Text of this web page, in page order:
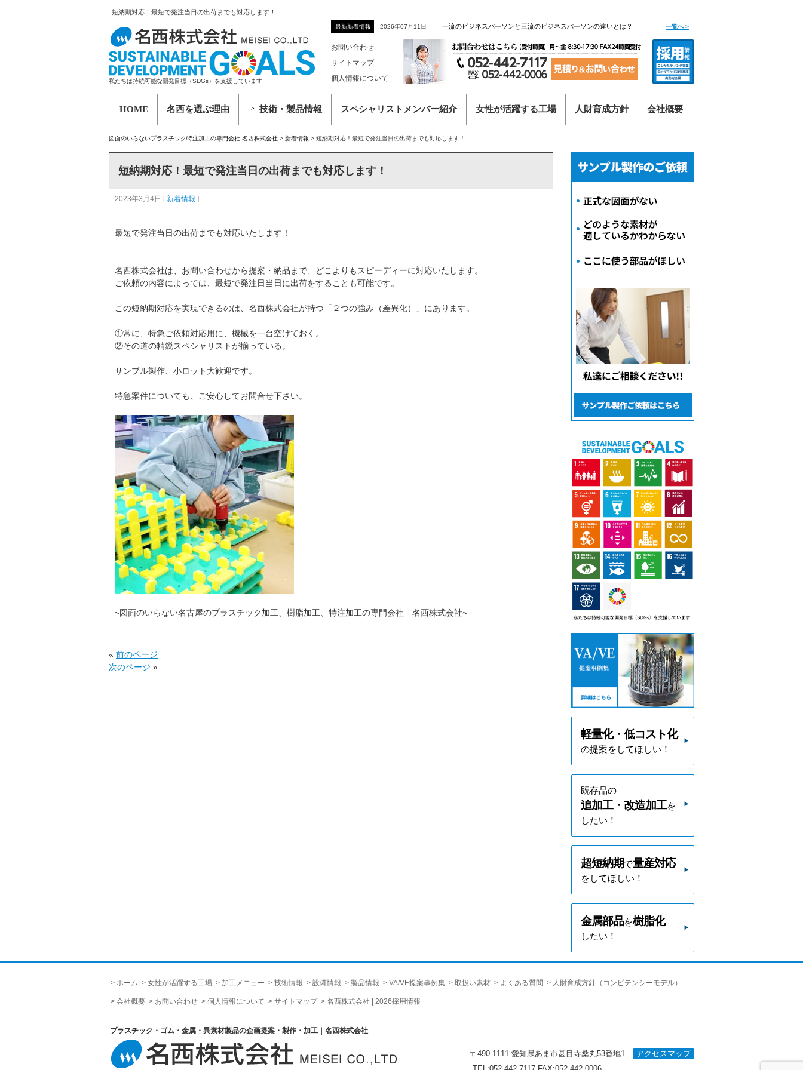
短納期対応！最短で発注当日の出荷までも対応します！
私たちは持続可能な開発目標（SDGs）を支援しています
最新新着情報 2026年07月11日 一流のビジネスパーソンと三流のビジネスパーソンの違いとは？ 一覧へ >
お問い合わせ
サイトマップ
個人情報について
HOME 名西を選ぶ理由 技術・製品情報 スペシャリストメンバー紹介 女性が活躍する工場 人財育成方針 会社概要
図面のいらないプラスチック特注加工の専門会社-名西株式会社 > 新着情報 > 短納期対応！最短で発注当日の出荷までも対応します！
短納期対応！最短で発注当日の出荷までも対応します！
2023年3月4日 [ 新着情報 ]
最短で発注当日の出荷までも対応いたします！
名西株式会社は、お問い合わせから提案・納品まで、どこよりもスピーディーに対応いたします。
ご依頼の内容によっては、最短で発注日当日に出荷をすることも可能です。
この短納期対応を実現できるのは、名西株式会社が持つ「２つの強み（差異化）」にあります。
①常に、特急ご依頼対応用に、機械を一台空けておく。
②その道の精鋭スペシャリストが揃っている。
サンプル製作、小ロット大歓迎です。
特急案件についても、ご安心してお問合せ下さい。
~図面のいらない名古屋のプラスチック加工、樹脂加工、特注加工の専門会社 名西株式会社~
« 前のページ
次のページ »
軽量化・低コスト化
の提案をしてほしい！
既存品の
追加工・改造加工を
したい！
超短納期で量産対応
をしてほしい！
金属部品を樹脂化
したい！
ホーム 女性が活躍する工場 加工メニュー 技術情報 設備情報 製品情報 VA/VE提案事例集 取扱い素材 よくある質問 人財育成方針（コンピテンシーモデル）
会社概要 お問い合わせ 個人情報について サイトマップ 名西株式会社 | 2026採用情報
プラスチック・ゴム・金属・異素材製品の企画提案・製作・加工｜名西株式会社
〒490-1111 愛知県あま市甚目寺桑丸53番地1
アクセスマップ
TEL:052-442-7117 FAX:052-442-0006